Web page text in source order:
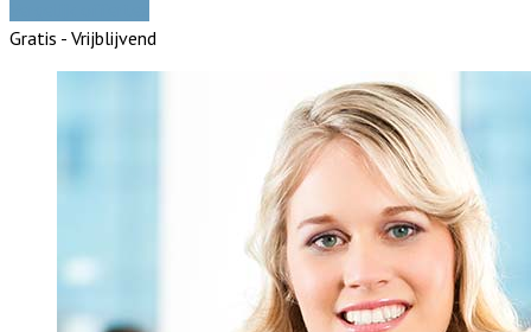
Gratis - Vrijblijvend